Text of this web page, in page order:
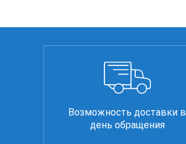
Возможность доставки в
день обращения